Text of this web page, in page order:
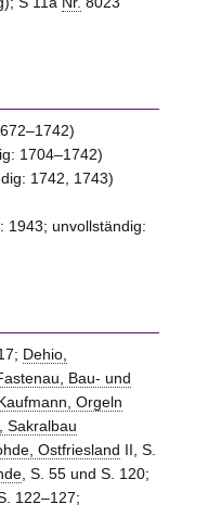
1704–1742)
1742, 1743)
1943; unvollständig:
Dehio,
Bau- und
Orgeln
Sakralbau
Ostfriesland II, S.
, S. 55 und S. 120;
122–127;